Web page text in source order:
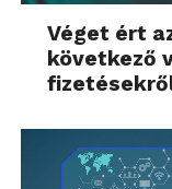
Véget ért
következő